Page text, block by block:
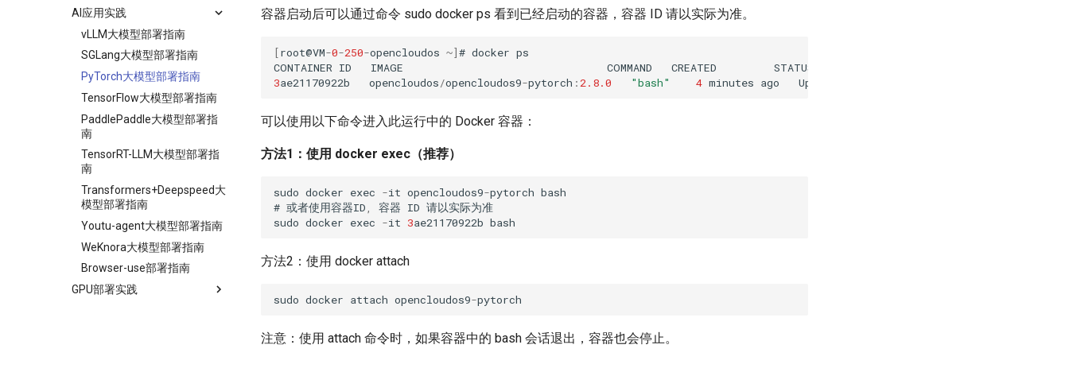
AI应用实践
vLLM大模型部署指南
SGLang大模型部署指南
PyTorch大模型部署指南
TensorFlow大模型部署指南
PaddlePaddle大模型部署指
南
TensorRT-LLM大模型部署指
南
Transformers+Deepspeed大
模型部署指南
Youtu-agent大模型部署指南
WeKnora大模型部署指南
Browser-use部署指南
GPU部署实践
容器启动后可以通过命令 sudo docker ps 看到已经启动的容器，容器 ID 请以实际为准。
[root@VM-0-250-opencloudos ~]# docker ps
CONTAINER ID IMAGE COMMAND CREATED STATUS
3ae21170922b opencloudos/opencloudos9-pytorch : 2.8.0 "bash" 4 minutes ago Up
可以使用以下命令进入此运行中的 Docker 容器：
方法1：使用 docker exec（推荐）
sudo docker exec -it opencloudos9-pytorch bash
# 或者使用容器ID 容器 ID 请以实际为准
sudo docker exec -it 3ae21170922b bash
方法2：使用 docker attach
sudo docker attach opencloudos9-pytorch
注意：使用 attach 命令时，如果容器中的 bash 会话退出，容器也会停止。